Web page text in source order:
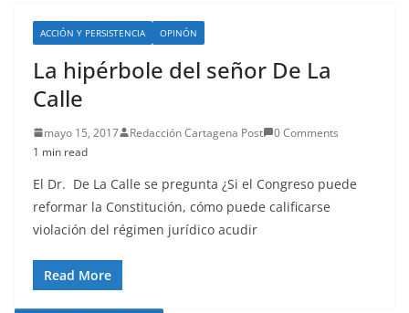
ACCIÓN Y PERSISTENCIA OPINÓN
La hipérbole del señor De La
Calle
mayo 15, 2017 Redacción Cartagena Post
0 Comments
1 min read
El Dr. De La Calle se pregunta ¿Si el Congreso puede
reformar la Constitución, cómo puede calificarse
violación del régimen jurídico acudir
Read More